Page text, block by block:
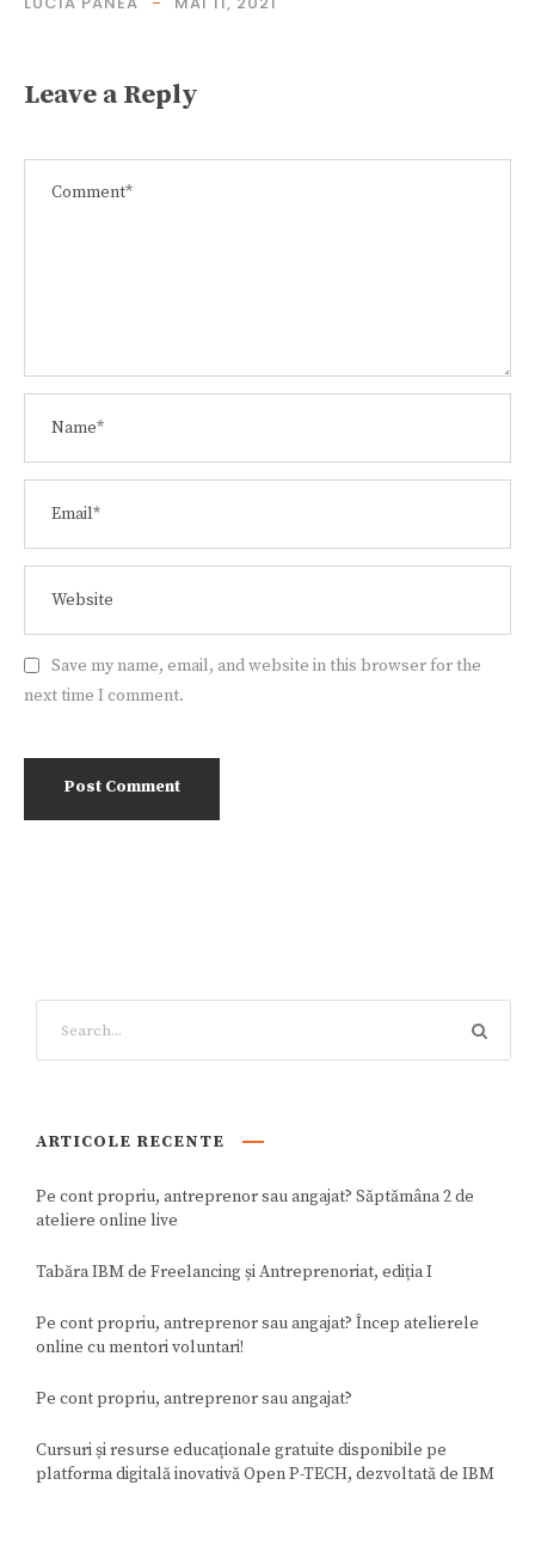
Leave a Reply
Save my name, email, and website in this browser for the
next time I comment.
ARTICOLE RECENTE
Pe cont propriu, antreprenor sau angajat? Săptămâna 2 de
ateliere online live
Tabăra IBM de Freelancing și Antreprenoriat, ediția I
Pe cont propriu, antreprenor sau angajat? Încep atelierele
online cu mentori voluntari!
Pe cont propriu, antreprenor sau angajat?
Cursuri și resurse educaționale gratuite disponibile pe
platforma digitală inovativă Open P-TECH, dezvoltată de IBM